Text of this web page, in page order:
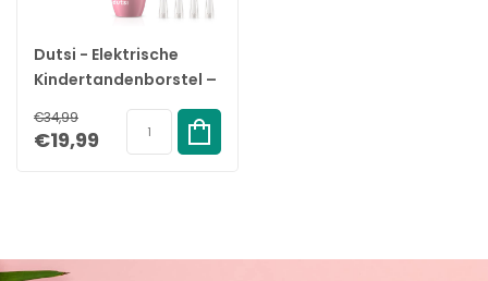
badkamer. Opladen gaat eenvoudig via USB-C en één volle
batterij is goed voor langdurig gebruik. Dutsi ontwikkelt al haar
producten met oog voor veiligheid, comfort en gebruiksgemak.
Zo wordt tandenpoetsen een vertrouwd onderdeel van de dag.
Compleet pakket voor extra motivatie
kinderen om trots te zijn op hun poetsmomenten. Zo verandert
Dutsi - Elektrische
Kindertandenborstel –
Sonisch – Voor
Kinderen tot 6 Jaar –
Met Timer –
€34,99
€19,99